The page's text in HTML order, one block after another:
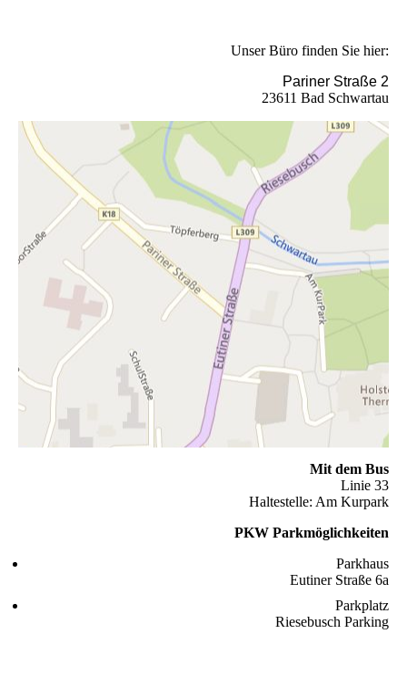
Unser Büro finden Sie hier:
Pariner Straße 2
23611 Bad Schwartau
Mit dem Bus
Linie 33
Haltestelle: Am Kurpark
PKW Parkmöglichkeiten
Parkhaus
Eutiner Straße 6a
Parkplatz
Riesebusch Parking